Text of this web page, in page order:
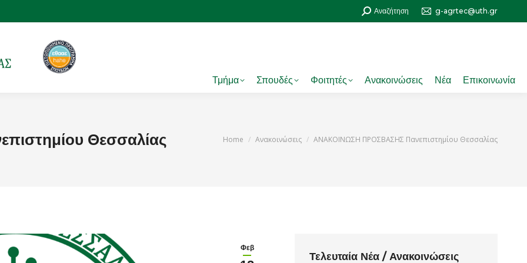
Search:
Αναζήτηση g-agrtec@uth.gr
Τμήμα Σπουδές Φοιτητές Ανακοινώσεις Νέα Επικοινωνία
Θεσσαλίας You are here:
Home Ανακοινώσεις ΑΝΑΚΟΙΝΩΣΗ ΠΡΟΣΒΑΣΗΣ Πανεπιστημίου Θεσσαλίας
Φεβ
Τελευταία Νέα / Ανακοινώσεις